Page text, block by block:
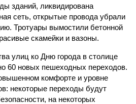
зданий, ликвидирована
сеть, открытые провода убрали
Тротуары вымостили бетонной
скамейки и вазоны.
улиц ко Дню города в столице
60 новых пешеходных переходов.
комфорте и уровне
некоторые переходы будут
на некоторых